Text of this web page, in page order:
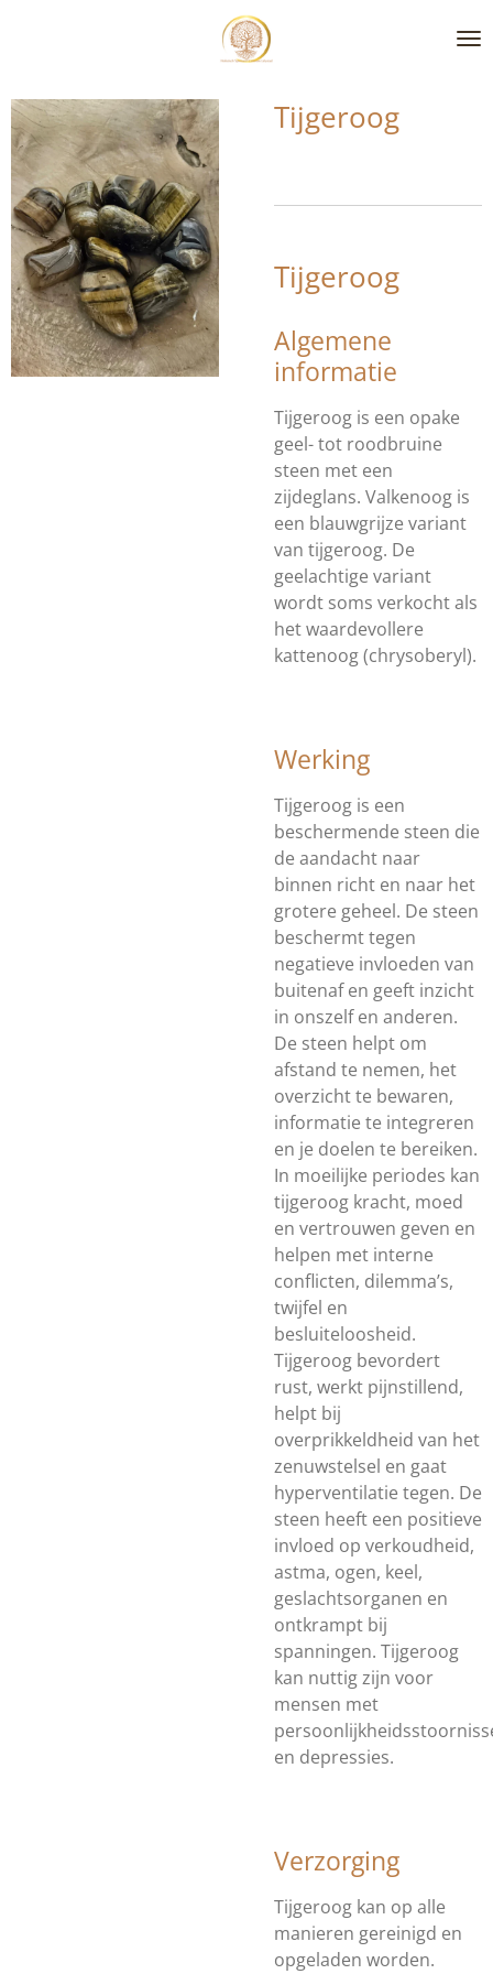
de
hoofdinhoud
Tijgeroog
Tijgeroog
Algemene
informatie
Tijgeroog is een opake
geel- tot roodbruine
steen met een
zijdeglans. Valkenoog is
een blauwgrijze variant
van tijgeroog. De
geelachtige variant
wordt soms verkocht als
het waardevollere
kattenoog (chrysoberyl).
Werking
Tijgeroog is een
beschermende steen die
de aandacht naar
binnen richt en naar het
grotere geheel. De steen
beschermt tegen
negatieve invloeden van
buitenaf en geeft inzicht
in onszelf en anderen.
De steen helpt om
afstand te nemen, het
overzicht te bewaren,
informatie te integreren
en je doelen te bereiken.
In moeilijke periodes kan
tijgeroog kracht, moed
en vertrouwen geven en
helpen met interne
conflicten, dilemma’s,
twijfel en
besluiteloosheid.
Tijgeroog bevordert
rust, werkt pijnstillend,
helpt bij
overprikkeldheid van het
zenuwstelsel en gaat
hyperventilatie tegen. De
steen heeft een positieve
invloed op verkoudheid,
astma, ogen, keel,
geslachtsorganen en
ontkrampt bij
spanningen. Tijgeroog
kan nuttig zijn voor
mensen met
en depressies.
Verzorging
Tijgeroog kan op alle
manieren gereinigd en
opgeladen worden.